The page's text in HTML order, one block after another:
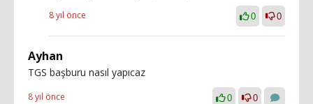
8 yıl önce 0 0
Ayhan
TGS başburu nasıl yapıcaz
8 yıl önce 0 0